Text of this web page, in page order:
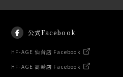
公式Facebook
HF-AGE 仙台店 Facebook
HF-AGE 高崎店 Facebook